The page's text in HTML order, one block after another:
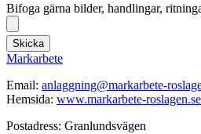
Bifoga gärna bilder, handlingar,
Skicka
Markarbete
Email: anlaggning@markarbete-
Hemsida: www.markarbete-roslagen.se
Postadress: Granlundsvägen